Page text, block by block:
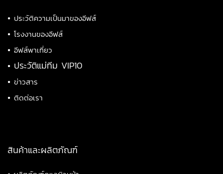
• ประวัติความเป็นมาของอีฟส์
• โรงงานของอีฟส์
• อีฟส์พาเที่ยว
• ประวัติแม่ทีม VIP10
• ข่าวสาร
• ติดต่อเรา
สินค้าและผลิตภัณฑ์